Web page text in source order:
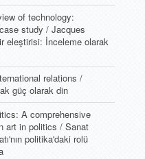
of technology:
study / Jacques
eleştirisi: İnceleme olarak
relations /
güç olarak din
A comprehensive
art in politics / Sanat
politika'daki rolü